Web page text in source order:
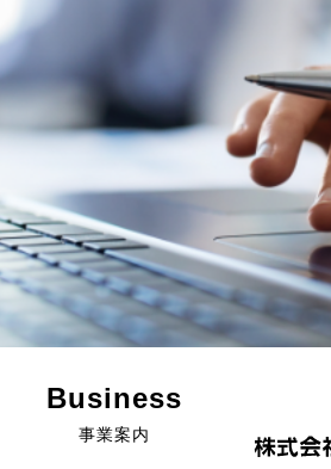
Business
事業案内